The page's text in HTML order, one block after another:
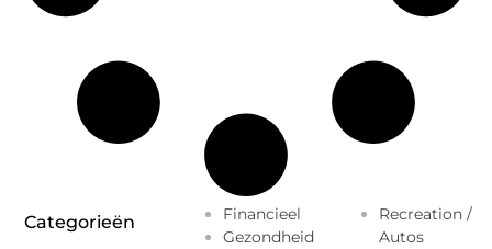
Categorieën
Financieel
Gezondheid
Recreation /
Autos